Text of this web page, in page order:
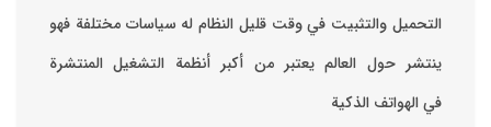
التحميل والتثبيت في وقت قليل ‏النظام له سياسات مختلفة فهو
ينتشر حول العالم يعتبر من أكبر أنظمة التشغيل المنتشرة
في الهواتف الذكية